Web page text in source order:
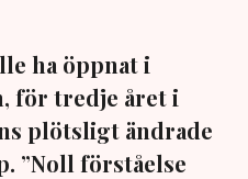
ha öppnat i
för tredje året i
plötsligt ändrade
”Noll förståelse